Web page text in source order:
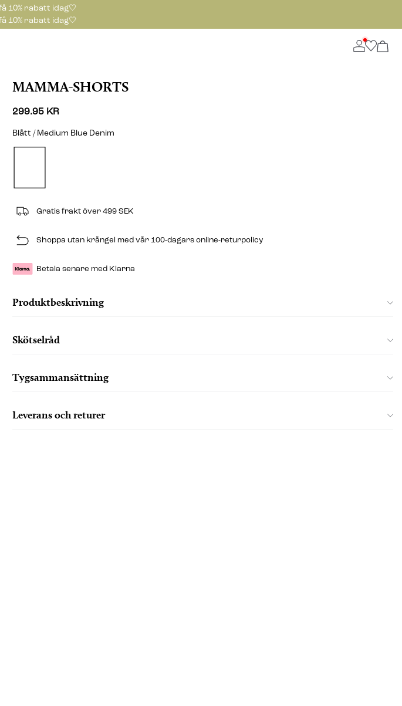
10% rabatt idag🤍
10% rabatt idag🤍
MAMMA-SHORTS
299.95 KR
Blått / Medium Blue Denim
Gratis frakt över 499 SEK
Shoppa utan krångel med vår 100-dagars online-returpolicy
Betala senare med Klarna
Produktbeskrivning
Skötselråd
Tygsammansättning
Leverans och returer